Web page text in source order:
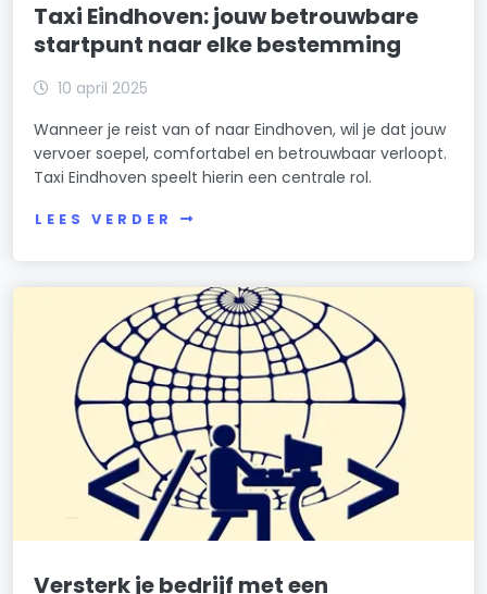
Taxi Eindhoven: jouw betrouwbare
startpunt naar elke bestemming
10 april 2025
Wanneer je reist van of naar Eindhoven, wil je dat jouw
vervoer soepel, comfortabel en betrouwbaar verloopt.
Taxi Eindhoven speelt hierin een centrale rol.
LEES VERDER
Versterk je bedrijf met een